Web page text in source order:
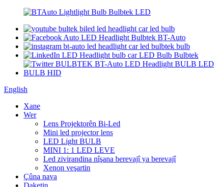
English
Xane
Wer
Lens Projektorên Bi-Led
Mini led projector lens
LED Light BULB
MINI 1: 1 LED LEVE
Led zivirandina nîşana berevajî ya berevajî
Xenon veşartin
Çûna nava
Daketin